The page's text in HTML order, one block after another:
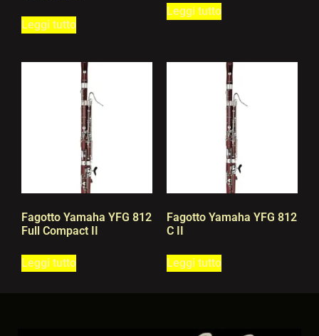
Leggi tutto
Leggi tutto
Fagotto Yamaha YFG 812
Full Compact II
Leggi tutto
Fagotto Yamaha YFG 812
C II
Leggi tutto